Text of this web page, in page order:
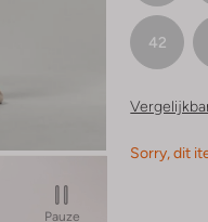
Pauze
42
Sorry, dit